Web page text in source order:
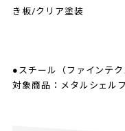
き板/クリア塗装
●スチール（ファインテ
対象商品：メタルシェル